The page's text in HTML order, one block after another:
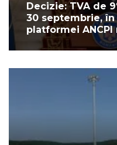
Decizie: TVA de
30 septembrie,
platformei